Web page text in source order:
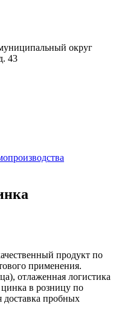
округ
43
продукт по
применения.
отлаженная логистика
в розницу по
доставка пробных